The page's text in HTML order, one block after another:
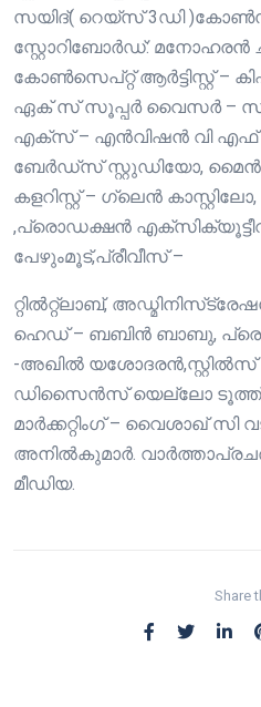
സയിദ്( റെയ്സ് 3ഡി
സ്റ്റോറിബോർഡ്: മനോഹരൻ
കോൺസെപ്റ്റ് ആർട്ടിസ്റ്റ് –
ഏക് സ് സൂപ്പർ വൈസർ –
എക്സ് – എൻവിഷൻ വി
ബേർഡ്സ് സ്റ്റുഡിയോ,
കളറിസ്റ്റ് – ഗ്ലെൻ
,പ്രൊഡക്ഷൻ
പേഴുംമൂട്,പ്രീവീസ് –
റ്റിൽറ്റ്ലാബ്,
ഹെഡ് – ബബിൻ ബാബു,
-അഖിൽ യശോദരൻ,സ്റ്റിൽസ്
ഡിസൈൻസ് യെല്ലോ
മാർക്കറ്റിംഗ് – വൈശാഖ് സി
അനിൽകുമാർ.
മീഡിയ.
Share